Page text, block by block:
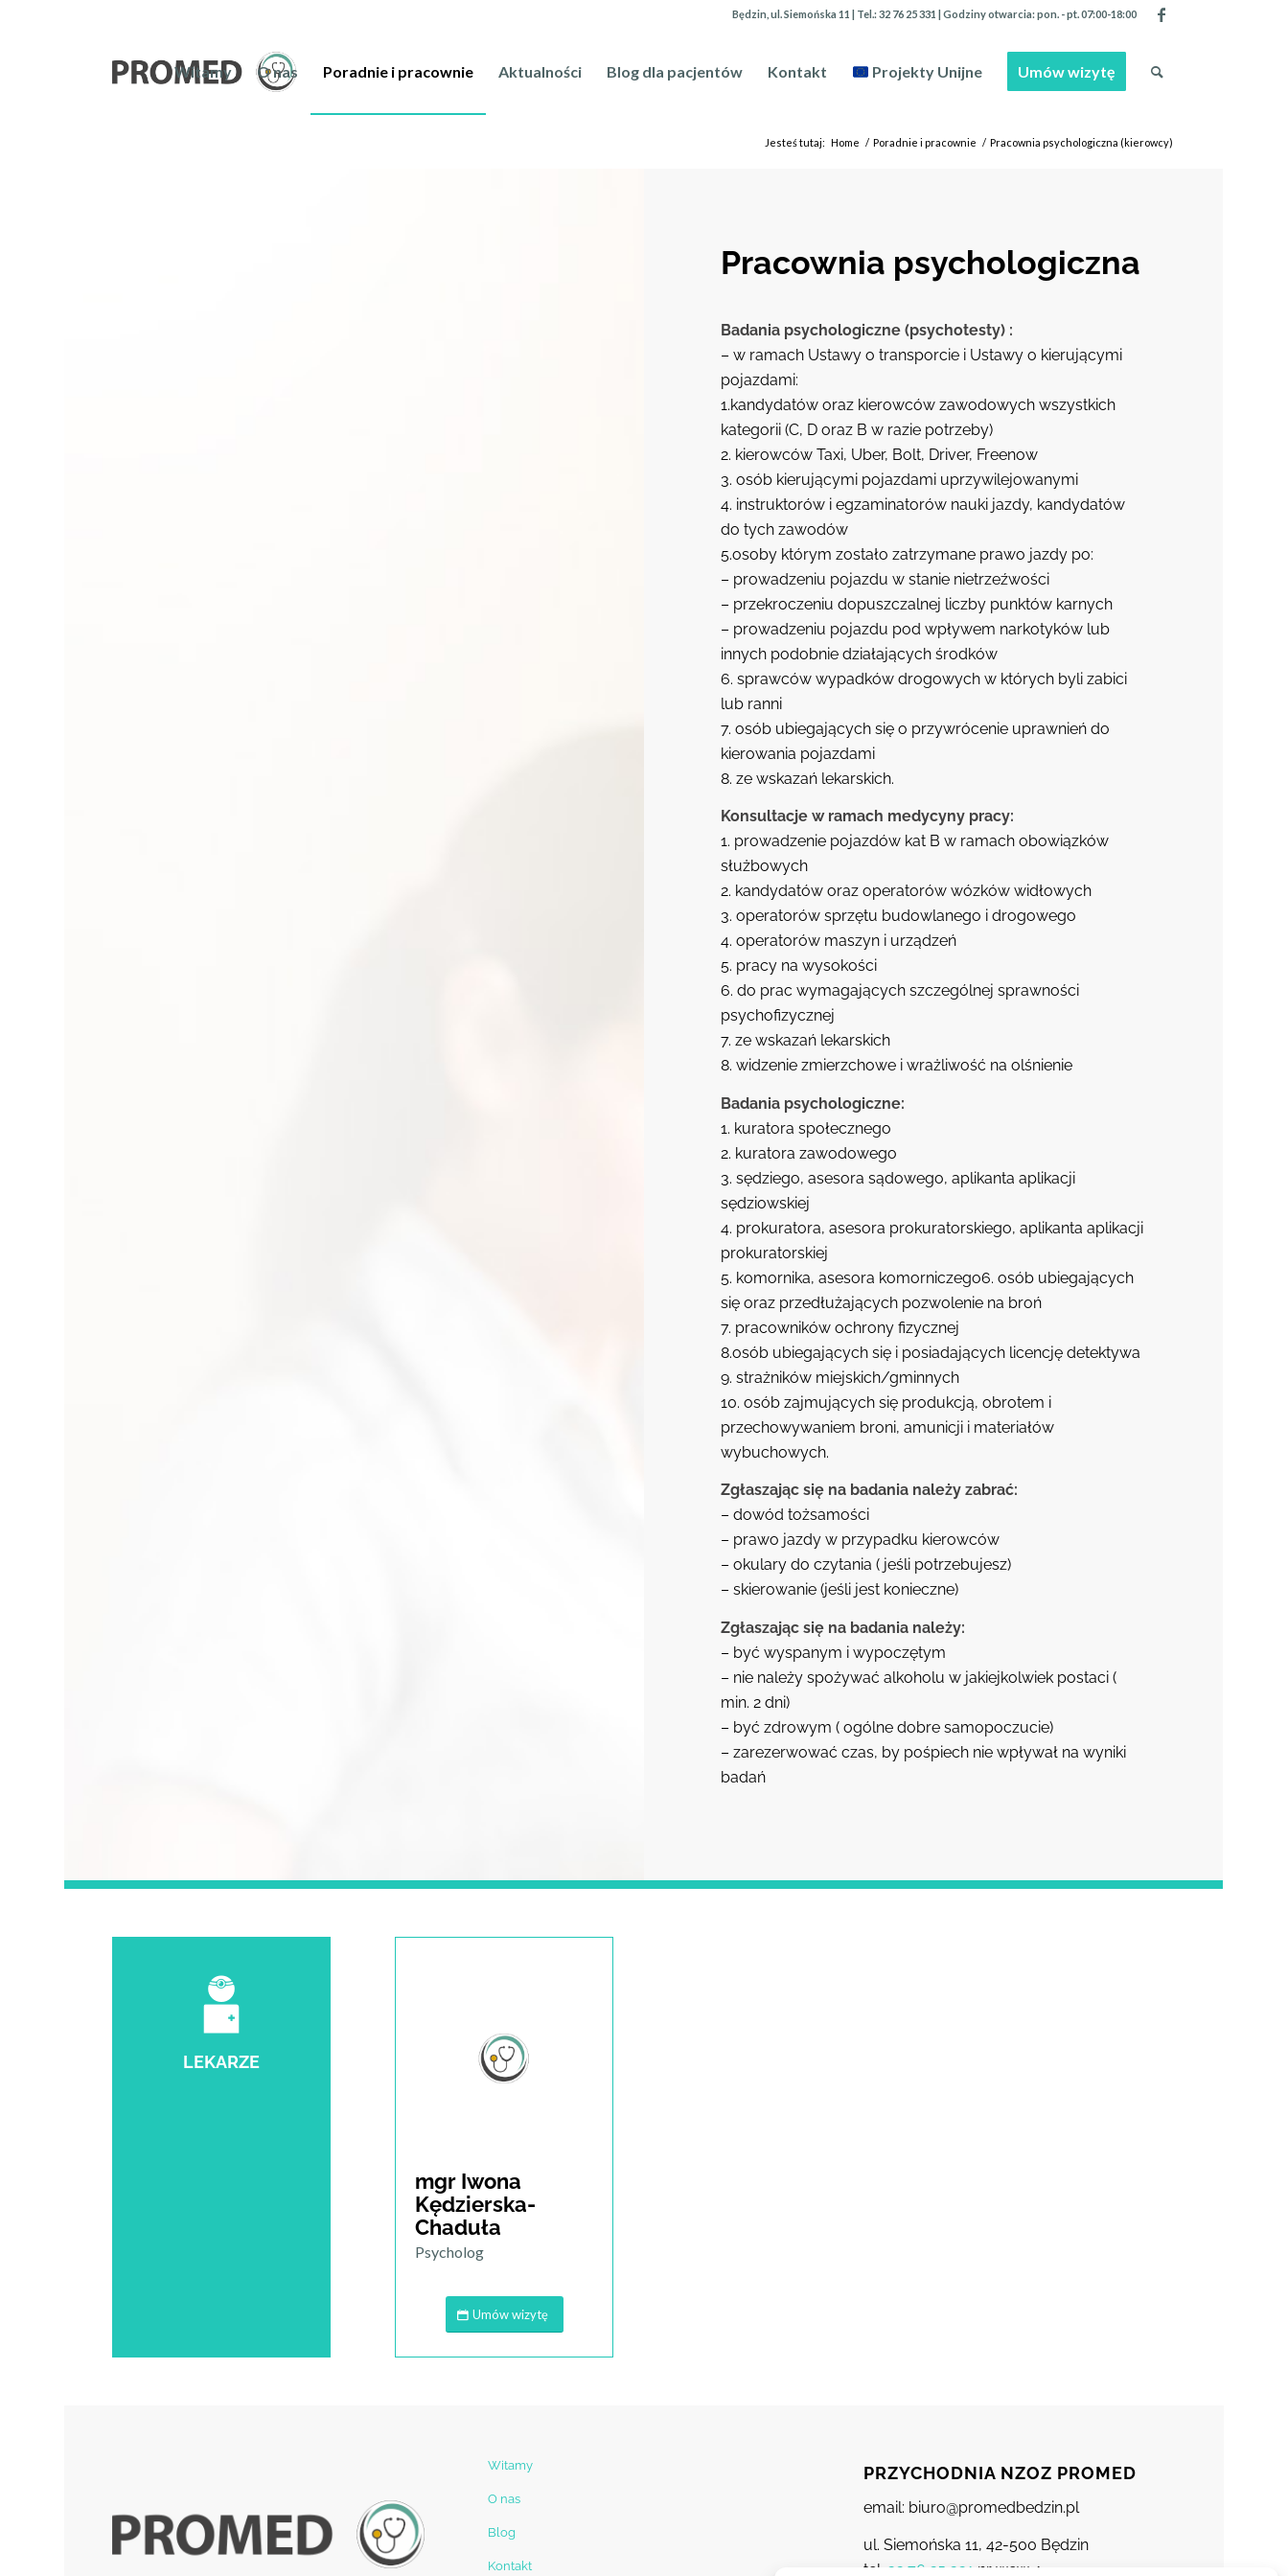
Będzin, ul. Siemońska 11 | Tel.:32 76 25 331 | Godziny otwarcia: pon. - pt. 07:00-18:00
Witamy O nas Poradnie i pracownie Aktualności Blog dla pacjentów Kontakt Projekty Unijne Umów wizytę
Jesteś tutaj: Home / Poradnie i pracownie / Pracownia psychologiczna (kierowcy)
Pracownia psychologiczna
Badania psychologiczne (psychotesty) :
– w ramach Ustawy o transporcie i Ustawy o kierującymi
pojazdami:
1.kandydatów oraz kierowców zawodowych wszystkich
kategorii (C, D oraz B w razie potrzeby)
2. kierowców Taxi, Uber, Bolt, Driver, Freenow
3. osób kierującymi pojazdami uprzywilejowanymi
4. instruktorów i egzaminatorów nauki jazdy, kandydatów
do tych zawodów
5.osoby którym zostało zatrzymane prawo jazdy po:
– prowadzeniu pojazdu w stanie nietrzeźwości
– przekroczeniu dopuszczalnej liczby punktów karnych
– prowadzeniu pojazdu pod wpływem narkotyków lub
innych podobnie działających środków
6. sprawców wypadków drogowych w których byli zabici
lub ranni
7. osób ubiegających się o przywrócenie uprawnień do
kierowania pojazdami
8. ze wskazań lekarskich.
Konsultacje w ramach medycyny pracy:
1. prowadzenie pojazdów kat B w ramach obowiązków
służbowych
2. kandydatów oraz operatorów wózków widłowych
3. operatorów sprzętu budowlanego i drogowego
4. operatorów maszyn i urządzeń
5. pracy na wysokości
6. do prac wymagających szczególnej sprawności
psychofizycznej
7. ze wskazań lekarskich
8. widzenie zmierzchowe i wrażliwość na olśnienie
Badania psychologiczne:
1. kuratora społecznego
2. kuratora zawodowego
3. sędziego, asesora sądowego, aplikanta aplikacji
sędziowskiej
4. prokuratora, asesora prokuratorskiego, aplikanta aplikacji
prokuratorskiej
5. komornika, asesora komorniczego6. osób ubiegających
się oraz przedłużających pozwolenie na broń
7. pracowników ochrony fizycznej
8.osób ubiegających się i posiadających licencję detektywa
9. strażników miejskich/gminnych
10. osób zajmujących się produkcją, obrotem i
przechowywaniem broni, amunicji i materiałów
wybuchowych.
Zgłaszając się na badania należy zabrać:
– dowód tożsamości
– prawo jazdy w przypadku kierowców
– okulary do czytania ( jeśli potrzebujesz)
– skierowanie (jeśli jest konieczne)
Zgłaszając się na badania należy:
– być wyspanym i wypoczętym
– nie należy spożywać alkoholu w jakiejkolwiek postaci (
min. 2 dni)
– być zdrowym ( ogólne dobre samopoczucie)
– zarezerwować czas, by pośpiech nie wpływał na wyniki
badań
LEKARZE
mgr Iwona
Kędzierska-
Chaduła
Psycholog
Umów wizytę
Witamy
O nas
Blog
Kontakt
PRZYCHODNIA NZOZ PROMED
email: biuro@promedbedzin.pl
ul. Siemońska 11, 42-500 Będzin
tel. 32 76 25 331 nr wew. 1